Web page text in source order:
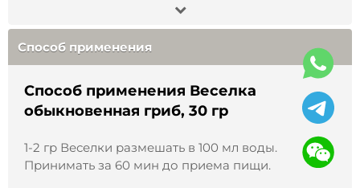
применением проконсультируйтесь с врачом.
Способ применения
Способ применения Веселка
обыкновенная гриб, 30 гр
1-2 гр Веселки размешать в 100 мл воды.
Принимать за 60 мин до приема пищи.